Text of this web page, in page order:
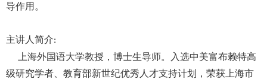
导作用。
主讲人简介:
上海外国语大学教授，博士生导师。入选中美富布赖特高
级研究学者、教育部新世纪优秀人才支持计划，荣获上海市